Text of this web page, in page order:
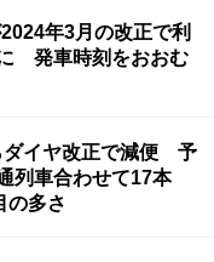
年3月の改正で利
発車時刻をおおむ
イヤ改正で減便 予
列車合わせて17本
の多さ